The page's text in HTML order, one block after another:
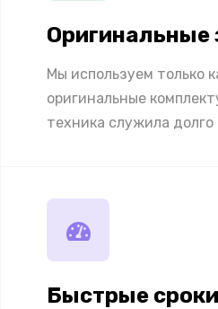
Оригинальные
Мы используем только
оригинальные
техника служила долго
Быстрые сроки